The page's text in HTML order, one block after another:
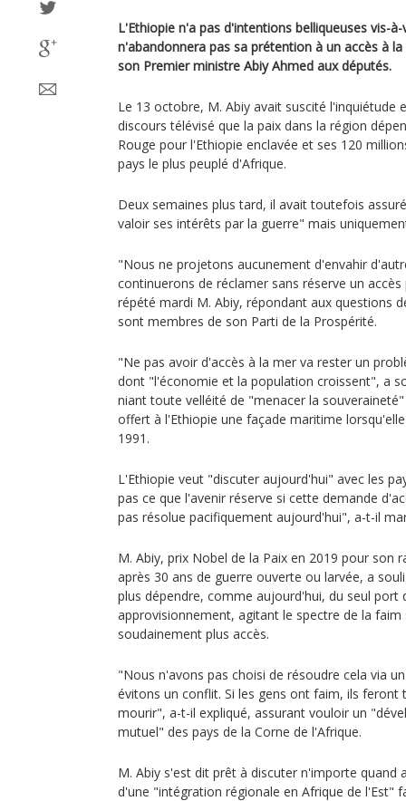
L'Ethiopie n'a pas d'intentions belliqueuses vis-
n'abandonnera pas sa prétention à un accès à
son Premier ministre Abiy Ahmed aux députés.
Le 13 octobre, M. Abiy avait suscité l'inquiétude
discours télévisé que la paix dans la région
Rouge pour l'Ethiopie enclavée et ses 120
pays le plus peuplé d'Afrique.
Deux semaines plus tard, il avait toutefois
valoir ses intérêts par la guerre" mais
"Nous ne projetons aucunement d'envahir
continuerons de réclamer sans réserve un
répété mardi M. Abiy, répondant aux questions
sont membres de son Parti de la Prospérité.
"Ne pas avoir d'accès à la mer va rester un
dont "l'économie et la population croissent", a
niant toute velléité de "menacer la
offert à l'Ethiopie une façade maritime
1991.
L'Ethiopie veut "discuter aujourd'hui" avec les
pas ce que l'avenir réserve si cette demande
pas résolue pacifiquement aujourd'hui", a-t-il
M. Abiy, prix Nobel de la Paix en 2019 pour son
après 30 ans de guerre ouverte ou larvée, a
plus dépendre, comme aujourd'hui, du seul port
approvisionnement, agitant le spectre de la faim
soudainement plus accès.
"Nous n'avons pas choisi de résoudre cela via
évitons un conflit. Si les gens ont faim, ils
mourir", a-t-il expliqué, assurant vouloir un
mutuel" des pays de la Corne de l'Afrique.
M. Abiy s'est dit prêt à discuter n'importe quand
d'une "intégration régionale en Afrique de l'Est"